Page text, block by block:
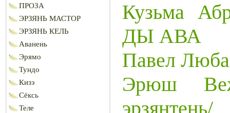
ПРОЗА
ЭРЗЯНЬ МАСТОР
ЭРЗЯНЬ КЕЛЬ
Аванень
Эрямо
Тундо
Кизэ
Сёксь
Теле
Кузьма
ДЫ АВА
Павел
Эрюш